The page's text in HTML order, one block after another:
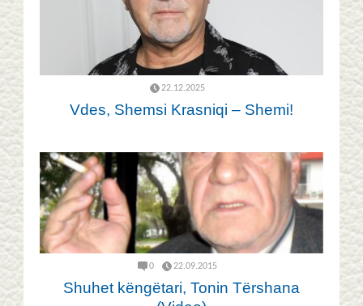
22.12.2025
Vdes, Shemsi Krasniqi – Shemi!
0 22.09.2015
Shuhet këngëtari, Tonin Tërshana